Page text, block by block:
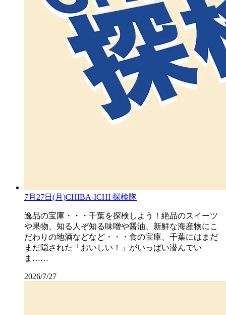
7月27日(月)CHIBA-ICHI 探検隊
逸品の宝庫・・・千葉を探検しよう！絶品のスイーツ
や果物、知る人ぞ知る味噌や醤油、新鮮な海産物にこ
だわりの地酒などなど・・・食の宝庫、千葉にはまだ
まだ隠された「おいしい！」がいっぱい潜んでい
ま……
2026/7/27